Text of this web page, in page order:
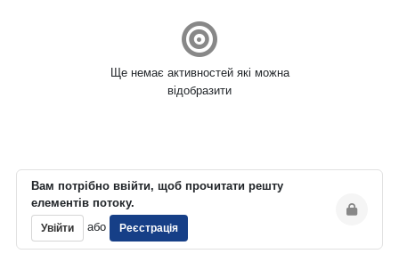
Ще немає активностей які можна
відобразити
Вам потрібно ввійти, щоб прочитати решту
елементів потоку.
Увійти або Реєстрація